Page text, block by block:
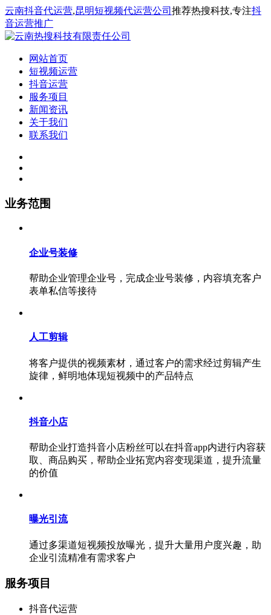
云南抖音代运营,昆明短视频代运营公司 推荐热搜科技,专注抖
音运营推广
网站首页
短视频运营
抖音运营
服务项目
新闻资讯
关于我们
联系我们
业务范围
企业号装修
帮助企业管理企业号，完成企业号装修，内容填充客户
表单私信等接待
人工剪辑
将客户提供的视频素材，通过客户的需求经过剪辑产生
旋律，鲜明地体现短视频中的产品特点
抖音小店
帮助企业打造抖音小店粉丝可以在抖音app内进行内容获
取、商品购买，帮助企业拓宽内容变现渠道，提升流量
的价值
曝光引流
通过多渠道短视频投放曝光，提升大量用户度兴趣，助
企业引流精准有需求客户
服务项目
抖音代运营